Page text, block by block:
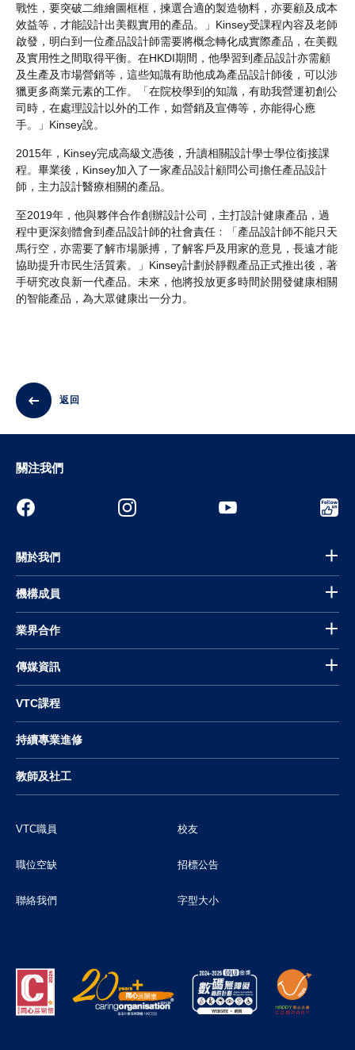
戰性，要突破二維繪圖框框，揀選合適的製造物料，亦要顧及成本
效益等，才能設計出美觀實用的產品。」Kinsey受課程內容及老師
啟發，明白到一位產品設計師需要將概念轉化成實際產品，在美觀
及實用性之間取得平衡。在HKDI期間，他學習到產品設計亦需顧
及生產及市場營銷等，這些知識有助他成為產品設計師後，可以涉
獵更多商業元素的工作。「在院校學到的知識，有助我營運初創公
司時，在處理設計以外的工作，如營銷及宣傳等，亦能得心應
手。」Kinsey說。
2015年，Kinsey完成高級文憑後，升讀相關設計學士學位銜接課
程。畢業後，Kinsey加入了一家產品設計顧問公司擔任產品設計
師，主力設計醫療相關的產品。
至2019年，他與夥伴合作創辦設計公司，主打設計健康產品，過
程中更深刻體會到產品設計師的社會責任﹕「產品設計師不能只天
馬行空，亦需要了解市場脈搏，了解客戶及用家的意見，長遠才能
協助提升市民生活質素。」Kinsey計劃於靜觀產品正式推出後，著
手研究改良新一代產品。未來，他將投放更多時間於開發健康相關
的智能產品，為大眾健康出一分力。
返回
關注我們
關於我們
機構成員
業界合作
傳媒資訊
VTC課程
持續專業進修
教師及社工
VTC職員 校友
職位空缺 招標公告
聯絡我們 字型大小